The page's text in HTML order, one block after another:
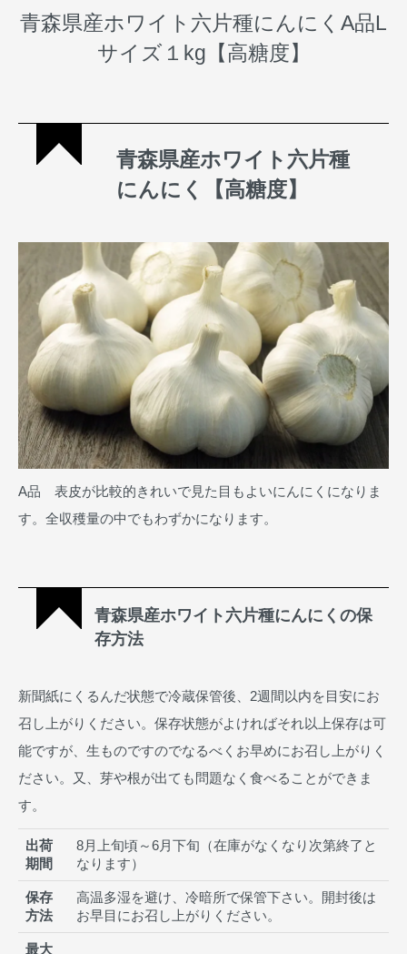
青森県産ホワイト六片種にんにくA品L
サイズ１kg【高糖度】
青森県産ホワイト六片種
にんにく【高糖度】
A品 表皮が比較的きれいで見た目もよいにんにくになりま
す。全収穫量の中でもわずかになります。
青森県産ホワイト六片種にんにくの保
存方法
新聞紙にくるんだ状態で冷蔵保管後、2週間以内を目安にお
召し上がりください。保存状態がよければそれ以上保存は可
能ですが、生ものですのでなるべくお早めにお召し上がりく
ださい。又、芽や根が出ても問題なく食べることができま
す。
出荷
期間
8月上旬頃～6月下旬（在庫がなくなり次第終了と
なります）
保存
方法
高温多湿を避け、冷暗所で保管下さい。開封後は
お早目にお召し上がりください。
最大